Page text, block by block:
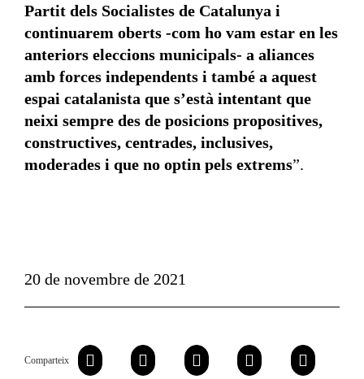
Partit dels Socialistes de Catalunya i
continuarem oberts -com ho vam estar en les
anteriors eleccions municipals- a aliances
amb forces independents i també a aquest
espai catalanista que s’està intentant que
neixi sempre des de posicions propositives,
constructives, centrades, inclusives,
moderades i que no optin pels extrems”.
20 de novembre de 2021
Comparteix